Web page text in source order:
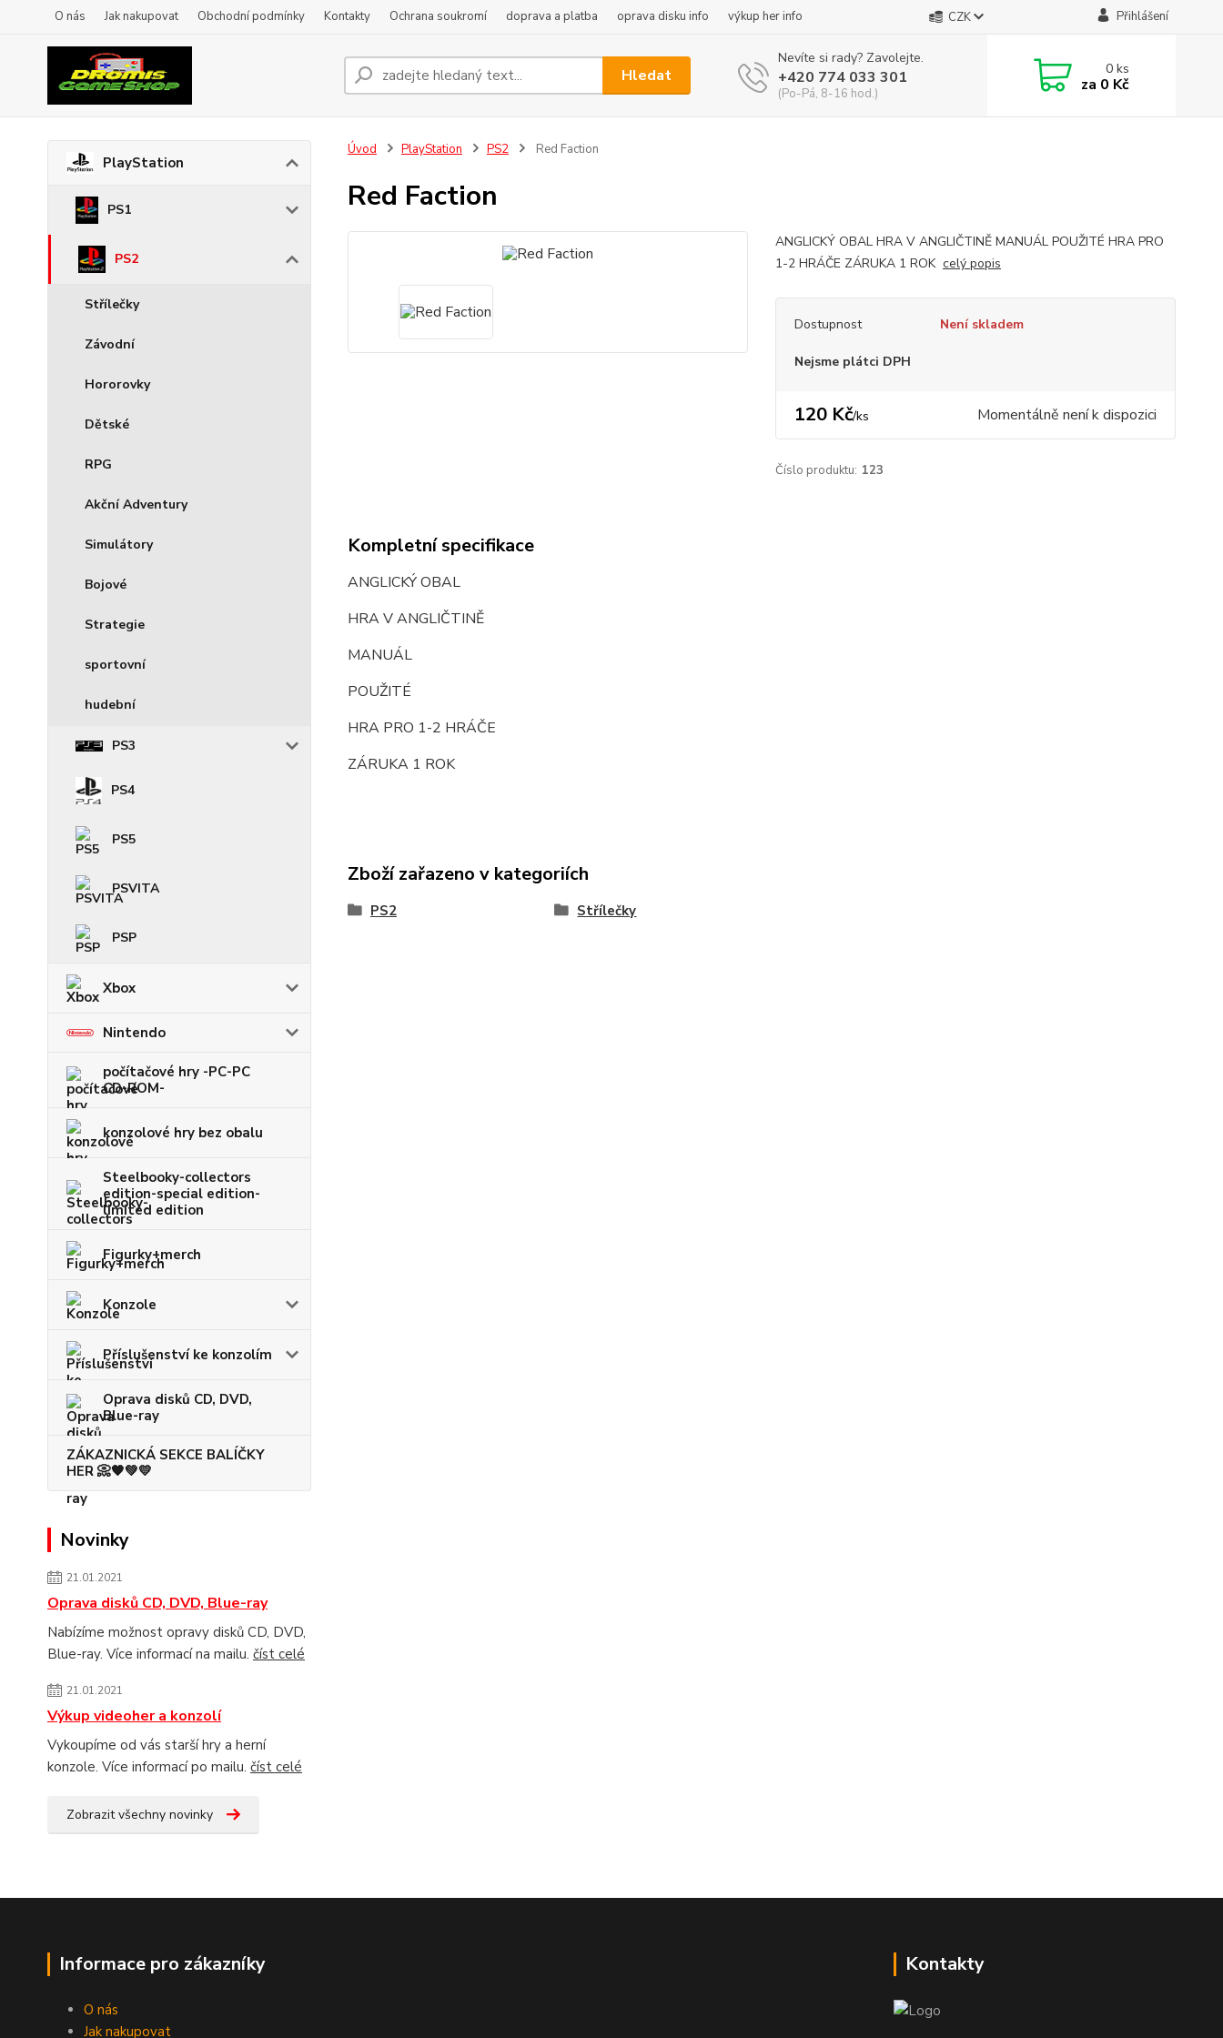
O nás Jak nakupovat Obchodní podmínky Kontakty Ochrana soukromí doprava a platba oprava disku info výkup her info CZK Přihlášení
Hledat
Nevíte si rady? Zavolejte.
+420 774 033 301
(Po-Pá, 8-16 hod.)
0ks
za 0 Kč
PlayStation
PS1
PS2
Střílečky
Závodní
Hororovky
Dětské
RPG
Akční Adventury
Simulátory
Bojové
Strategie
sportovní
hudební
PS3
PS4
PS5
PSVITA
PSP
Xbox
Nintendo
počítačové hry -PC-PC
CD-ROM-
konzolové hry bez obalu
Steelbooky-collectors
edition-special edition-
limited edition
Figurky+merch
Konzole
Příslušenství ke konzolím
Oprava disků CD, DVD,
Blue-ray
ZÁKAZNICKÁ SEKCE BALÍČKY
HER 📀🧡💚💛
Novinky
21.01.2021
Oprava disků CD, DVD, Blue-ray
Nabízíme možnost opravy disků CD, DVD,
Blue-ray. Více informací na mailu. číst celé
21.01.2021
Výkup videoher a konzolí
Vykoupíme od vás starší hry a herní
konzole. Více informací po mailu. číst celé
Zobrazit všechny novinky
Úvod PlayStation PS2 Red Faction
Red Faction
ANGLICKÝ OBAL HRA V ANGLIČTINĚ MANUÁL POUŽITÉ HRA PRO
1-2 HRÁČE ZÁRUKA 1 ROK celý popis
Dostupnost Není skladem
Nejsme plátci DPH
120 Kč/ks Momentálně není k dispozici
Číslo produktu: 123
Kompletní specifikace
ANGLICKÝ OBAL
HRA V ANGLIČTINĚ
MANUÁL
POUŽITÉ
HRA PRO 1-2 HRÁČE
ZÁRUKA 1 ROK
Zboží zařazeno v kategoriích
PS2 Střílečky
Informace pro zákazníky
O nás
Jak nakupovat
Kontakty